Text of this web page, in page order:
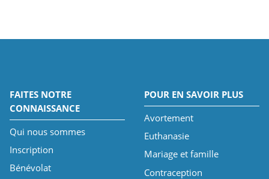
FAITES NOTRE
CONNAISSANCE
Qui nous sommes
Inscription
Bénévolat
POUR EN SAVOIR PLUS
Avortement
Euthanasie
Mariage et famille
Contraception